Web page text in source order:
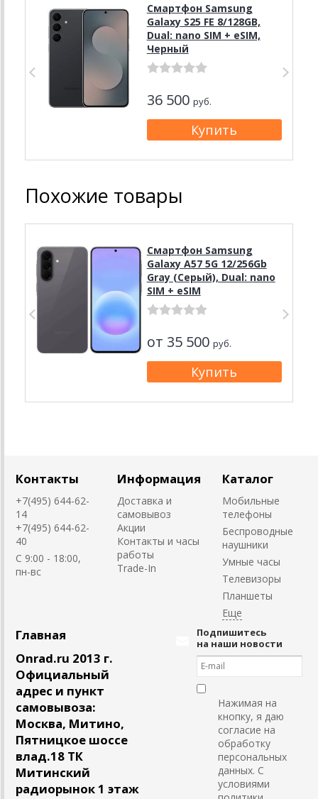
Смартфон Samsung
Galaxy S25 FE 8/128GB,
Dual: nano SIM + eSIM,
Черный
36 500 руб.
Похожие товары
Смартфон Samsung
Galaxy A57 5G 12/256Gb
Gray (Серый), Dual: nano
SIM + eSIM
от 35 500 руб.
Контакты
+7(495) 644-62-
14
+7(495) 644-62-
40
C 9:00 - 18:00,
пн-вс
Информация
Доставка и
самовывоз
Акции
Контакты и часы
работы
Trade-In
Каталог
Мобильные
телефоны
Беспроводные
наушники
Умные часы
Телевизоры
Планшеты
Главная
Onrad.ru 2013 г.
Официальный
адрес и пункт
самовывоза:
Москва, Митино,
Пятницкое шоссе
влад.18 ТК
Митинский
радиорынок 1 этаж
Подпишитесь
на наши новости
Нажимая на
кнопку, я даю
согласие на
обработку
персональных
данных. С
условиями